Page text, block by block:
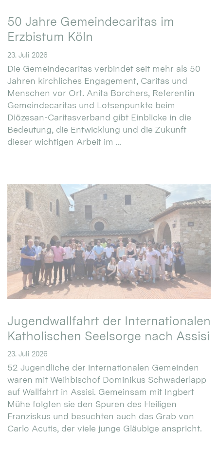
50 Jahre Gemeindecaritas im
Erzbistum Köln
23. Juli 2026
Die Gemeindecaritas verbindet seit mehr als 50
Jahren kirchliches Engagement, Caritas und
Menschen vor Ort. Anita Borchers, Referentin
Gemeindecaritas und Lotsenpunkte beim
Diözesan-Caritasverband gibt Einblicke in die
Bedeutung, die Entwicklung und die Zukunft
dieser wichtigen Arbeit im ...
Jugendwallfahrt der Internationalen
Katholischen Seelsorge nach Assisi
23. Juli 2026
52 Jugendliche der internationalen Gemeinden
waren mit Weihbischof Dominikus Schwaderlapp
auf Wallfahrt in Assisi. Gemeinsam mit Ingbert
Mühe folgten sie den Spuren des Heiligen
Franziskus und besuchten auch das Grab von
Carlo Acutis, der viele junge Gläubige anspricht.